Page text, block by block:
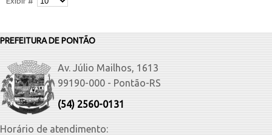
PREFEITURA DE PONTÃO
Av. Júlio Mailhos, 1613
99190-000 - Pontão-RS
(54) 2560-0131
Horário de atendimento: